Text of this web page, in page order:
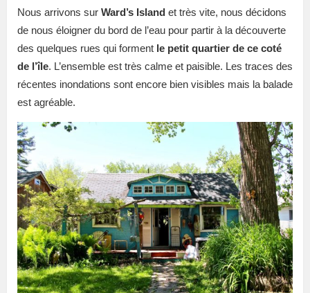
Nous arrivons sur Ward’s Island et très vite, nous décidons
de nous éloigner du bord de l’eau pour partir à la découverte
des quelques rues qui forment le petit quartier de ce coté
de l’île. L’ensemble est très calme et paisible. Les traces des
récentes inondations sont encore bien visibles mais la balade
est agréable.